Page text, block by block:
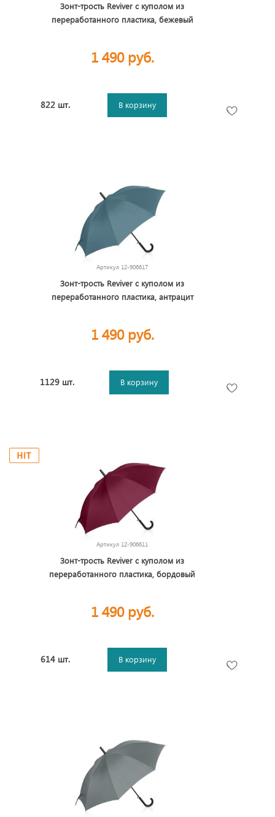
Зонт-трость Reviver с куполом из
переработанного пластика, бежевый
1 490 руб.
822 шт. В корзину
Артикул 12-906617
Зонт-трость Reviver с куполом из
переработанного пластика, антрацит
1 490 руб.
1129 шт. В корзину
Артикул 12-906611
Зонт-трость Reviver с куполом из
переработанного пластика, бордовый
1 490 руб.
614 шт. В корзину